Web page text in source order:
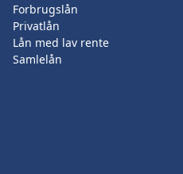
Forbrugslån
Privatlån
Lån med lav rente
Samlelån